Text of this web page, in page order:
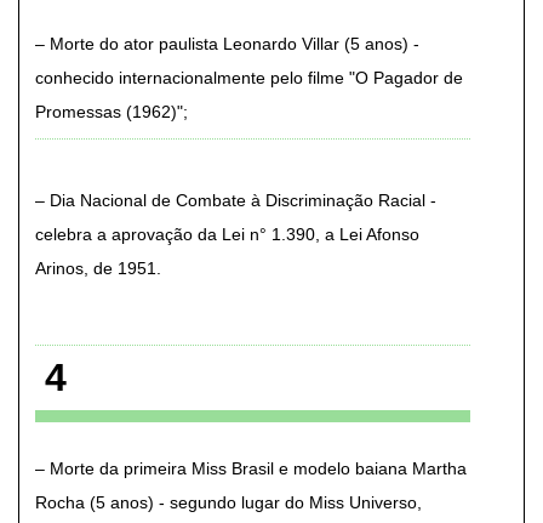
Morte do ator paulista Leonardo Villar (5 anos) -
conhecido internacionalmente pelo filme "O Pagador de
Promessas (1962)"
Dia Nacional de Combate à Discriminação Racial -
celebra a aprovação da Lei n° 1.390, a Lei Afonso
Arinos, de 1951
4
Morte da primeira Miss Brasil e modelo baiana Martha
Rocha (5 anos) - segundo lugar do Miss Universo,